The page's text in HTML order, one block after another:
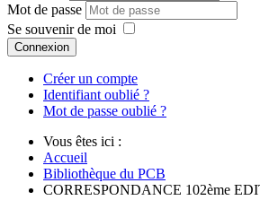
Mot de passe
Se souvenir de moi
Connexion
Créer un compte
Identifiant oublié ?
Mot de passe oublié ?
Vous êtes ici :
Accueil
Bibliothèque du PCB
CORRESPONDANCE 102ème